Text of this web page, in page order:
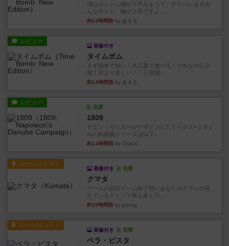
僕はホントに嘘が下手なようで、すぐバレますみ
んなホント、嘘が上手ですよ...
約14時間前 by あまる
レビュー
画像付き
タイムボム
まず簡単で軽い！大人数で遊べる！それなのに小
箱！何より楽しい！！正体隠...
約14時間前 by あまる
レビュー
充実
1809
ケビン・ザッカーがデザインした１ヘクス=２マイ
ルの戦役級シリーズは以下...
約14時間前 by Chaco
ルール/インスト
画像付き 充実
クマタ
ゲームの目的ゲーム終了時にあなたのクランの見
えているドミノで最も多くの...
約15時間前 by jurong
ルール/インスト
画像付き 充実
ベラ・ビスタ